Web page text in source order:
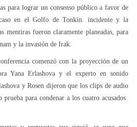
para lograr un consenso público a favor de
en el Golfo de Tonkín. incidente y la
mentiras fueron claramente planeadas, para
y la invasión de Irak.
comenzó con la proyección de un
Yana Erlashova y el experto en sonido
y Rosen dijeron que los clips de audio
para condenar a los cuatro acusados